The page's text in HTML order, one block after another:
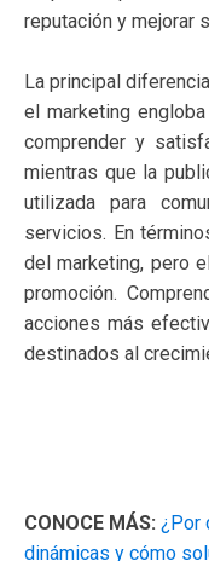
reputación y mejorar
La principal
el marketing
comprender y
mientras que la
utilizada para
servicios. En
del marketing, pero
promoción.
acciones más
destinados al
CONOCE MÁS: ¿Por
dinámicas y cómo